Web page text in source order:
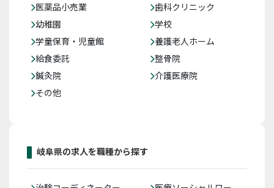
医薬品小売業
歯科クリニック
幼稚園
学校
学童保育・児童館
養護老人ホーム
給食委託
整骨院
鍼灸院
介護医療院
その他
岐阜県の求人を職種から探す